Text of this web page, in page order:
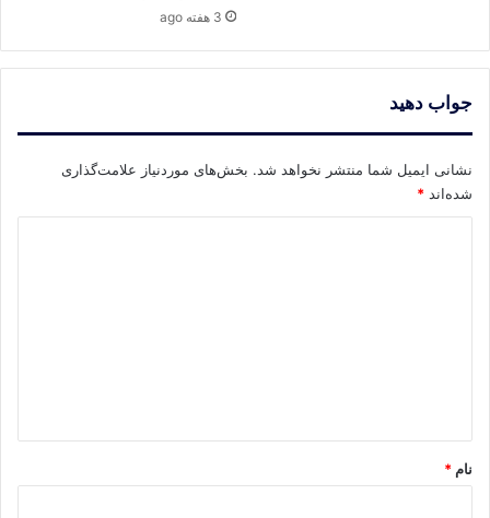
3 هفته ago
جواب دهید
نشانی ایمیل شما منتشر نخواهد شد. بخش‌های موردنیاز علامت‌گذاری
شده‌اند *
نام *